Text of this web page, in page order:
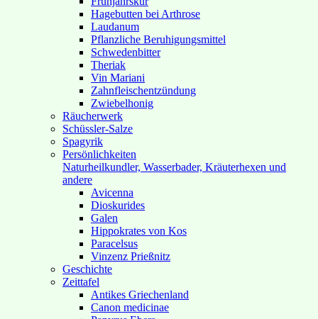
Hagebutten bei Arthrose
Laudanum
Pflanzliche Beruhigungsmittel
Schwedenbitter
Theriak
Vin Mariani
Zahnfleischentzündung
Zwiebelhonig
Räucherwerk
Schüssler-Salze
Spagyrik
Persönlichkeiten
Naturheilkundler, Wasserbader, Kräuterhexen und
andere
Avicenna
Dioskurides
Galen
Hippokrates von Kos
Paracelsus
Vinzenz Prießnitz
Geschichte
Zeittafel
Antikes Griechenland
Canon medicinae